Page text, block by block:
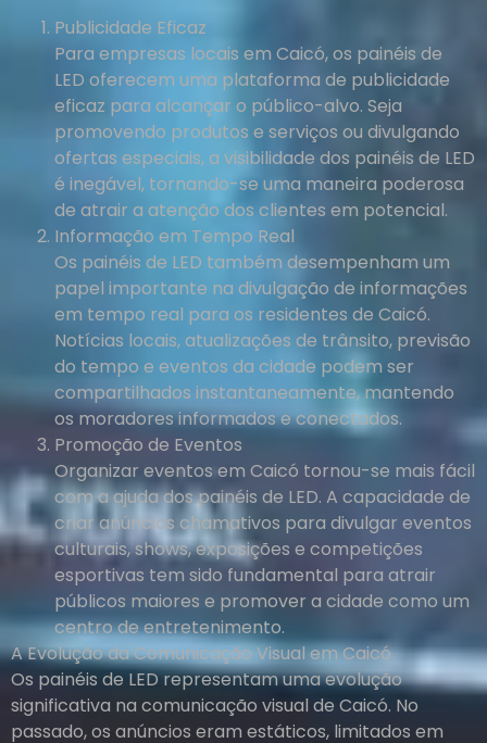
Publicidade Eficaz
Para empresas locais em Caicó, os painéis de
LED oferecem uma plataforma de publicidade
eficaz para alcançar o público-alvo. Seja
promovendo produtos e serviços ou divulgando
ofertas especiais, a visibilidade dos painéis de LED
é inegável, tornando-se uma maneira poderosa
de atrair a atenção dos clientes em potencial.
Informação em Tempo Real
Os painéis de LED também desempenham um
papel importante na divulgação de informações
em tempo real para os residentes de Caicó.
Notícias locais, atualizações de trânsito, previsão
do tempo e eventos da cidade podem ser
compartilhados instantaneamente, mantendo
os moradores informados e conectados.
Promoção de Eventos
Organizar eventos em Caicó tornou-se mais fácil
com a ajuda dos painéis de LED. A capacidade de
criar anúncios chamativos para divulgar eventos
culturais, shows, exposições e competições
esportivas tem sido fundamental para atrair
públicos maiores e promover a cidade como um
centro de entretenimento.
A Evolução da Comunicação Visual em Caicó
Os painéis de LED representam uma evolução
significativa na comunicação visual de Caicó. No
passado, os anúncios eram estáticos, limitados em